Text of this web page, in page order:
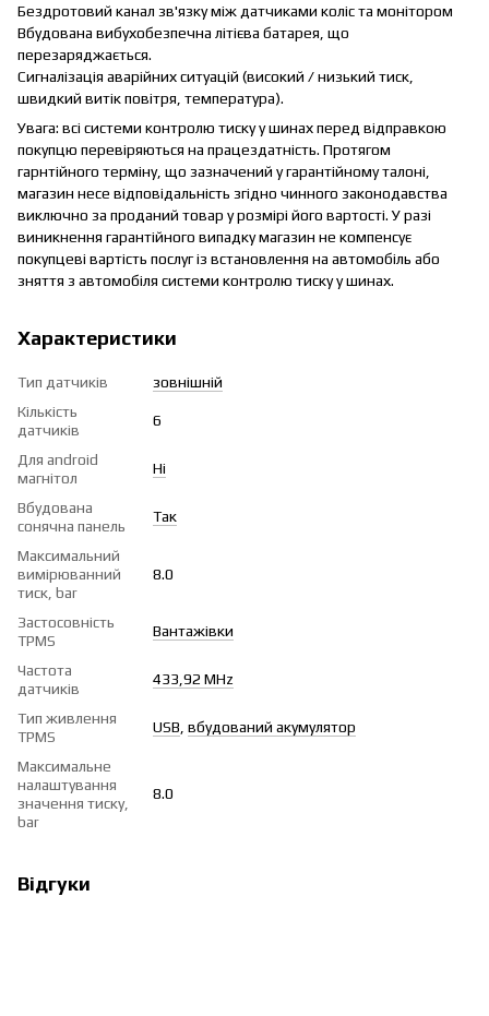
Бездротовий канал зв'язку між датчиками коліс та монітором
Вбудована вибухобезпечна літієва батарея, що
перезаряджається.
Сигналізація аварійних ситуацій (високий / низький тиск,
швидкий витік повітря, температура).
Увага: всі системи контролю тиску у шинах перед відправкою
покупцю перевіряються на працездатність. Протягом
гарнтійного терміну, що зазначений у гарантійному талоні,
магазин несе відповідальність згідно чинного законодавства
виключно за проданий товар у розмірі його вартості. У разі
виникнення гарантійного випадку магазин не компенсує
покупцеві вартість послуг із встановлення на автомобіль або
зняття з автомобіля системи контролю тиску у шинах.
Характеристики
Тип датчиків
зовнішній
Кількість
датчиків
6
Для android
магнітол
Ні
Вбудована
сонячна панель
Так
Максимальний
вимірюванний
тиск, bar
8.0
Застосовність
TPMS
Вантажівки
Частота
датчиків
433,92 MHz
Тип живлення
TPMS
USB вбудований акумулятор
Максимальне
налаштування
значення тиску,
bar
8.0
Відгуки